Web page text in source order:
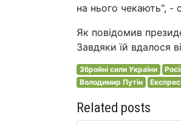
на нього чекають", -
Як повідомив
Завдяки їй вдалося
Збройні сили України
Володимир Путін
Related posts